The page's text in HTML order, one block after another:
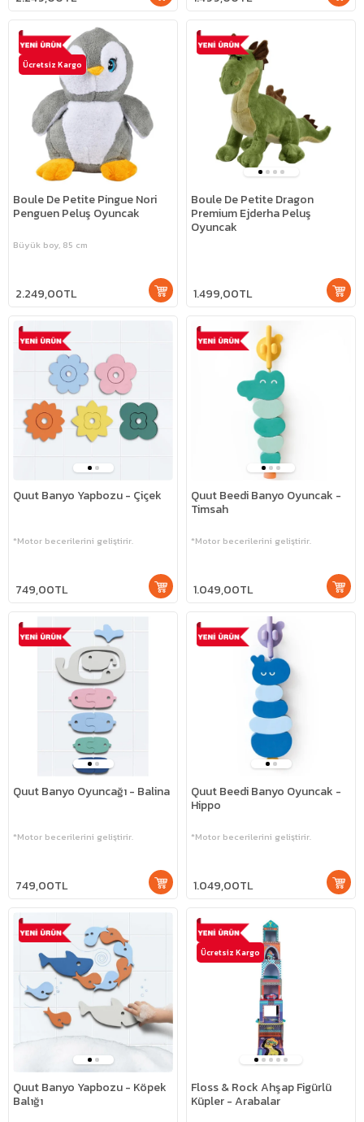
Boule De Petite Pingue Nori
Penguen Peluş Oyuncak
Büyük boy, 85 cm
2.249,00TL
Ücretsiz Kargo
Boule De Petite Dragon
Premium Ejderha Peluş
Oyuncak
1.499,00TL
Quut Banyo Yapbozu - Çiçek
*Motor becerilerini geliştirir.
749,00TL
Quut Beedi Banyo Oyuncak -
Timsah
*Motor becerilerini geliştirir.
1.049,00TL
Quut Banyo Oyuncağı - Balina
*Motor becerilerini geliştirir.
749,00TL
Quut Beedi Banyo Oyuncak -
Hippo
*Motor becerilerini geliştirir.
1.049,00TL
Quut Banyo Yapbozu - Köpek
Balığı
Floss & Rock Ahşap Figürlü
Küpler - Arabalar
Ücretsiz Kargo